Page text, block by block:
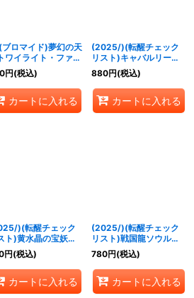
ロマイド)夢幻の天
ワイライト・ファン
ア(レイオーバ＆ジ
ヌイラスト/BSC51
)【-】{D07-08}
円(税込)
カートに入れる
(2025/)(転醒チェック
リスト)キャバルリース
ラッシュ/ソーディア
ス・アーサー・オリジン
【-】{BSC47-
RVTX02}《紫》
880円(税込)
カートに入れる
)(転醒チェック
ト)黄水晶の宝妖精
リィー/黄水晶の魔
女シトリィー【-】
043a/BS73-
《黄》
円(税込)
カートに入れる
(2025/)(転醒チェック
リスト)戦国龍ソウルド
ラゴンX/戦国龍皇バーニ
ング・ソウルドラゴン
X【-】{BS73-
TX01a/BS73-TX01b}
《赤》
780円(税込)
カートに入れる